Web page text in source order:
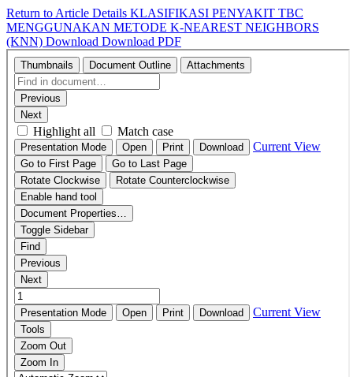
Return to Article Details KLASIFIKASI PENYAKIT TBC
MENGGUNAKAN METODE K-NEAREST NEIGHBORS
(KNN) Download Download PDF